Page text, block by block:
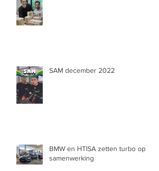
SAM december 2022
BMW en HTISA zetten turbo op
samenwerking